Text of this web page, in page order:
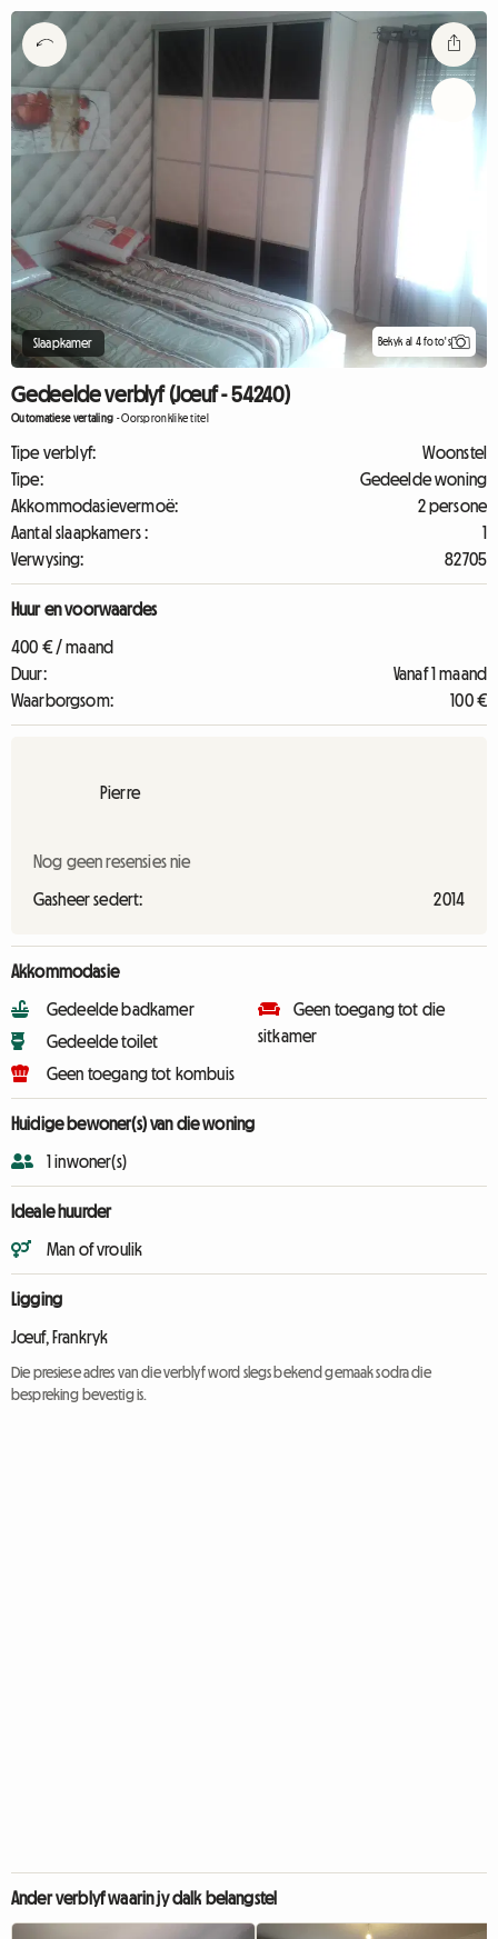
Slaapkamer Bekyk al 4 foto's
Gedeelde verblyf (Jœuf - 54240)
Outomatiese vertaling -Oorspronklike titel
Tipe verblyf:
Woonstel
Tipe:
Gedeelde woning
Akkommodasievermoë:
2 persone
Aantal slaapkamers :
1
Verwysing:
82705
Huur en voorwaardes
400 € / maand
Duur:
Vanaf 1 maand
Waarborgsom:
100 €
Pierre
Nog geen resensies nie
Gasheer sedert: 2014
Akkommodasie
Gedeelde badkamer
Gedeelde toilet
Geen toegang tot kombuis
Geen toegang tot die
sitkamer
Huidige bewoner(s) van die woning
1 inwoner(s)
Ideale huurder
Man of vroulik
Ligging
Jœuf, Frankryk
Die presiese adres van die verblyf word slegs bekend gemaak sodra die
bespreking bevestig is.
Ander verblyf waarin jy dalk belangstel